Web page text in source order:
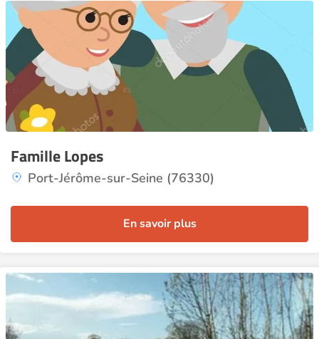
Famille Lopes
Port-Jérôme-sur-Seine (76330)
En savoir plus